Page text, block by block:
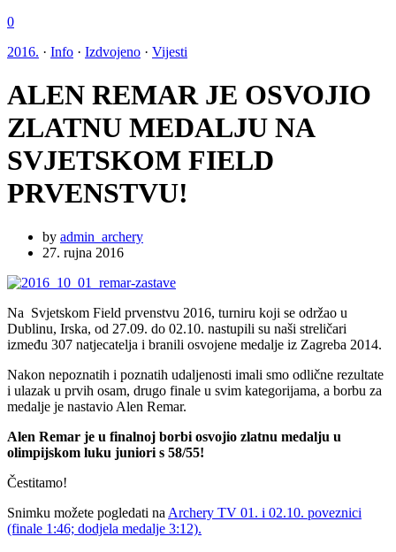
0
2016. · Info · Izdvojeno · Vijesti
ALEN REMAR JE OSVOJIO
ZLATNU MEDALJU NA
SVJETSKOM FIELD
PRVENSTVU!
by admin_archery
27. rujna 2016
Na Svjetskom Field prvenstvu 2016, turniru koji se održao u
Dublinu, Irska, od 27.09. do 02.10. nastupili su naši streličari
između 307 natjecatelja i branili osvojene medalje iz Zagreba 2014.
Nakon nepoznatih i poznatih udaljenosti imali smo odlične rezultate
i ulazak u prvih osam, drugo finale u svim kategorijama, a borbu za
medalje je nastavio Alen Remar.
Alen Remar je u finalnoj borbi osvojio zlatnu medalju u
olimpijskom luku juniori s 58/55!
Čestitamo!
Snimku možete pogledati na Archery TV 01. i 02.10. poveznici
(finale 1:46; dodjela medalje 3:12).